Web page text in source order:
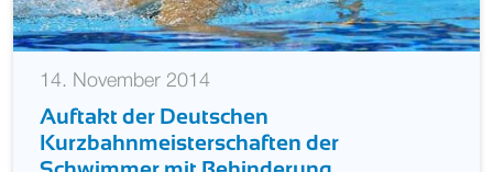
14. November 2014
Auftakt der Deutschen
Kurzbahnmeisterschaften der